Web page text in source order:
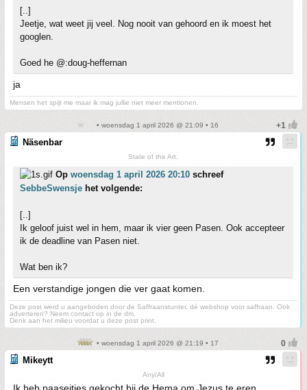
[..]
Jeetje, wat weet jij veel. Nog nooit van gehoord en ik moest het
googlen.
Goed he @:doug-heffernan
ja
Mensen het spijt me maar ik mag jullie niet meer mentionen.
• woensdag 1 april 2026 @ 21:09 • 16
Näsenbar
State of the Art.
Op woensdag 1 april 2026 20:10 schreef
SebbeSwensje het volgende:
[..]
Ik geloof juist wel in hem, maar ik vier geen Pasen. Ook accepteer
ik de deadline van Pasen niet.
Wat ben ik?
Een verstandige jongen die ver gaat komen.
Deze post werd u aangeboden door de Saffraanstunter, dé webshop voor saffraan. Ook
adverteren? Neem contact op in de dm.
Denk aan het milieu voordat u deze post print.
• woensdag 1 april 2026 @ 21:19 • 17
Mikeytt
Any/All